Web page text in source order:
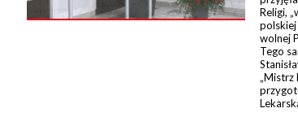
Religi,
wolnej
Tego
„Mistrz